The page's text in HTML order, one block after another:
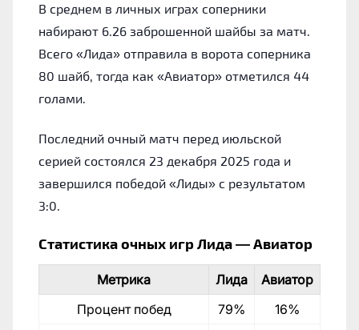
В среднем в личных играх соперники
набирают 6.26 заброшенной шайбы за матч.
Всего «Лида» отправила в ворота соперника
80 шайб, тогда как «Авиатор» отметился 44
голами.
Последний очный матч перед июльской
серией состоялся 23 декабря 2025 года и
завершился победой «Лиды» с результатом
3:0.
Статистика очных игр Лида — Авиатор
Метрика Лида
Авиатор
Процент побед
79%
16%